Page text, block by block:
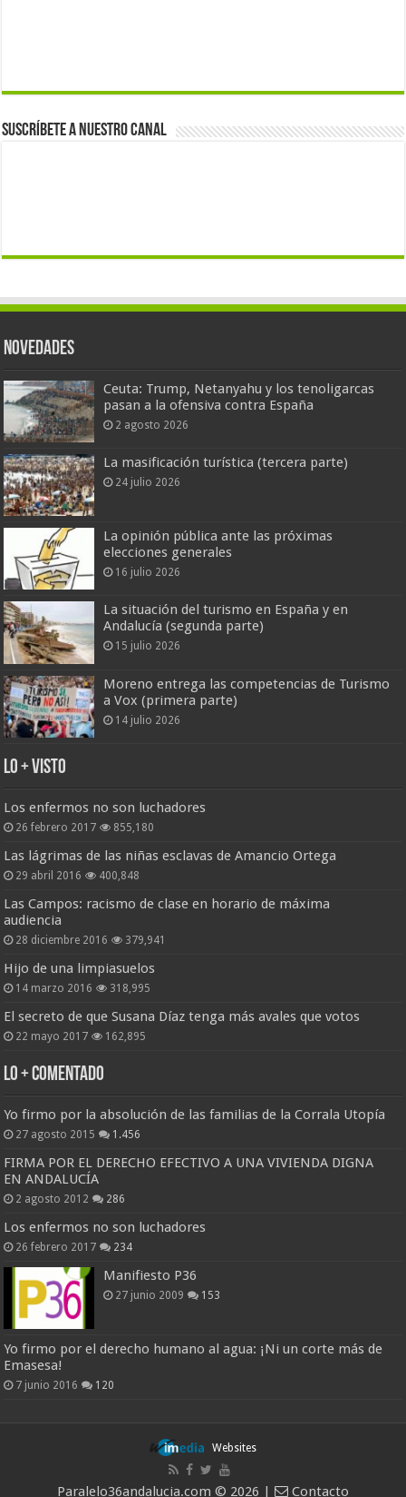
Suscríbete a nuestro canal
Novedades
Ceuta: Trump, Netanyahu y los tenoligarcas
pasan a la ofensiva contra España
2 agosto 2026
La masificación turística (tercera parte)
24 julio 2026
La opinión pública ante las próximas
elecciones generales
16 julio 2026
La situación del turismo en España y en
Andalucía (segunda parte)
15 julio 2026
Moreno entrega las competencias de Turismo
a Vox (primera parte)
14 julio 2026
Lo + Visto
Los enfermos no son luchadores
26 febrero 2017 855,180
Las lágrimas de las niñas esclavas de Amancio Ortega
29 abril 2016 400,848
Las Campos: racismo de clase en horario de máxima
audiencia
28 diciembre 2016 379,941
Hijo de una limpiasuelos
14 marzo 2016 318,995
El secreto de que Susana Díaz tenga más avales que votos
22 mayo 2017 162,895
Lo + Comentado
Yo firmo por la absolución de las familias de la Corrala Utopía
27 agosto 2015 1.456
FIRMA POR EL DERECHO EFECTIVO A UNA VIVIENDA DIGNA
EN ANDALUCÍA
2 agosto 2012 286
Los enfermos no son luchadores
26 febrero 2017 234
Manifiesto P36
27 junio 2009 153
Yo firmo por el derecho humano al agua: ¡Ni un corte más de
Emasesa!
7 junio 2016 120
Websites
Paralelo36andalucia.com © 2026 | Contacto